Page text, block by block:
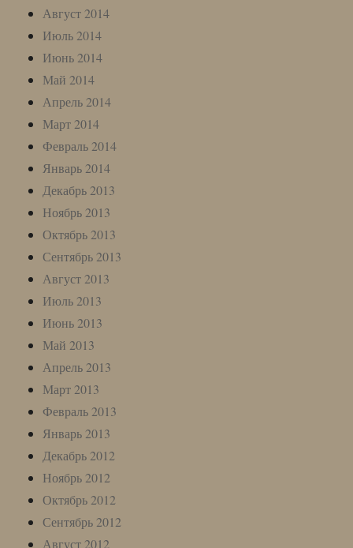
Август 2014
Июль 2014
Июнь 2014
Май 2014
Апрель 2014
Март 2014
Февраль 2014
Январь 2014
Декабрь 2013
Ноябрь 2013
Октябрь 2013
Сентябрь 2013
Август 2013
Июль 2013
Июнь 2013
Май 2013
Апрель 2013
Март 2013
Февраль 2013
Январь 2013
Декабрь 2012
Ноябрь 2012
Октябрь 2012
Сентябрь 2012
Август 2012